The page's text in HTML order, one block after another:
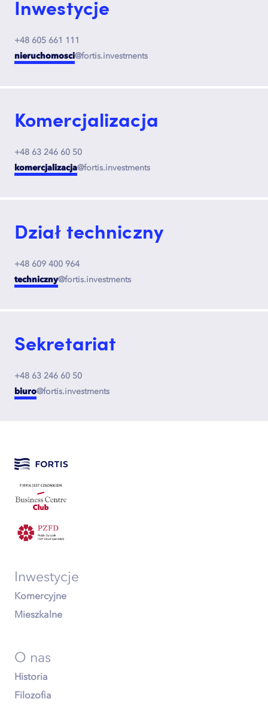
Inwestycje
+48 605 661 111
nieruchomosci@fortis.investments
Komercjalizacja
+48 63 246 60 50
komercjalizacja@fortis.investments
Dział techniczny
+48 609 400 964
techniczny@fortis.investments
Sekretariat
+48 63 246 60 50
biuro@fortis.investments
Inwestycje
Komercyjne
Mieszkalne
O nas
Historia
Filozofia